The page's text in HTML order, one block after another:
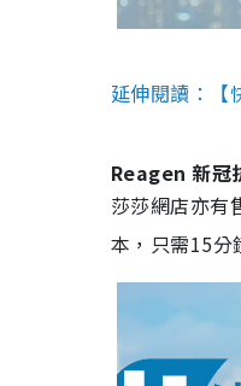
延伸閱讀：【
Reagen 新冠
莎莎網店亦有
本，只需15分